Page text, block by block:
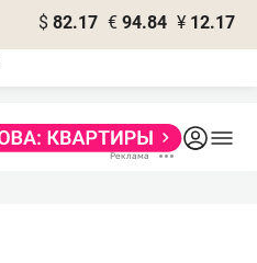
$ 82.17 € 94.84 ¥ 12.17